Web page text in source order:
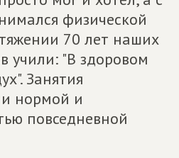
физической
70 лет наших
учили: "В здоровом
Занятия
нормой и
повседневной